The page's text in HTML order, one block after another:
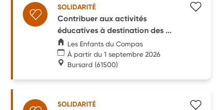
SOLIDARITÉ
Contribuer aux activités
éducatives à destination des ...
Les Enfants du Compas
À partir du 1 septembre 2026
Bursard (61500)
SOLIDARITÉ